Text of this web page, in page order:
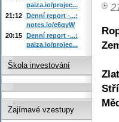
paiza.io/projec...
21:12 Denní report -...:
notes.io/e6qyW
20:15 Denní report -...:
paiza.io/projec...
Škola investování
Zajímavé vzestupy